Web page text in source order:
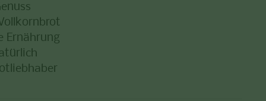
Ernährung